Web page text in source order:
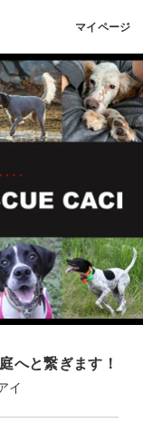
マイページ
へと繋ぎます！
イ